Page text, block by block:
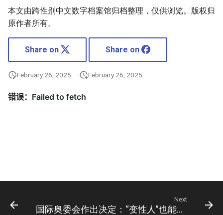
本文由跨性别中文数字档案馆归档整理，仅供浏览。版权归
原作者所有。
Share on Share on
February 26, 2025 February 26, 2025
Next
国际奥委会作出决定：“变性人”也能参加奥运会